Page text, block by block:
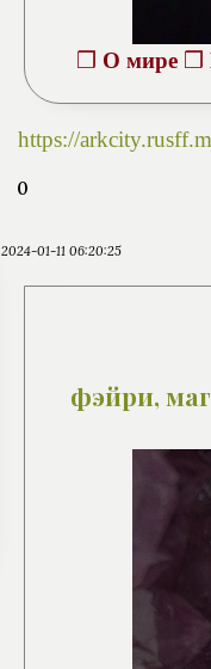
❒ О мире ❒
https://
0
2024-01-11 06:20:25
фэйри,